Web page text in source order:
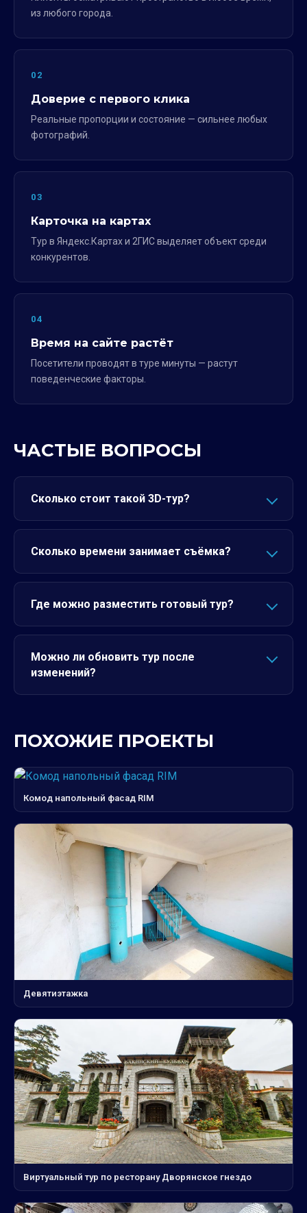
из любого города.
02
Доверие с первого клика
Реальные пропорции и состояние — сильнее любых
фотографий.
03
Карточка на картах
Тур в Яндекс.Картах и 2ГИС выделяет объект среди
конкурентов.
04
Время на сайте растёт
Посетители проводят в туре минуты — растут
поведенческие факторы.
ЧАСТЫЕ ВОПРОСЫ
Сколько стоит такой 3D-тур?
Сколько времени занимает съёмка?
Где можно разместить готовый тур?
Можно ли обновить тур после
изменений?
ПОХОЖИЕ ПРОЕКТЫ
Комод напольный фасад RIM
Девятиэтажка
Виртуальный тур по ресторану Дворянское гнездо